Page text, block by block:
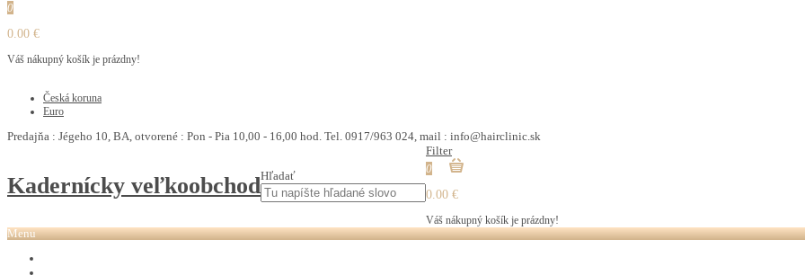
0
0.00 €
Váš nákupný košík je prázdny!
Česká koruna
Euro
Predajňa : Jégeho 10, BA, otvorené : Pon - Pia 10,00 - 16,00 hod. Tel. 0917/963 024, mail : info@hairclinic.sk
Kadernícky veľkoobchodHľadať
Filter
0
0.00 €
Váš nákupný košík je prázdny!
Menu